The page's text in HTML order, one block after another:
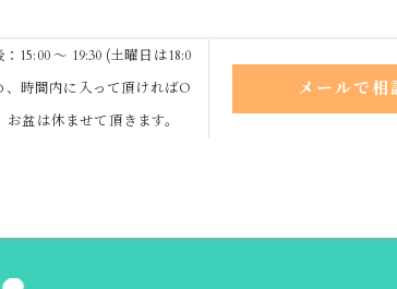
15:00 ～ 19:30 (土曜日は18:0
時間内に入って頂ければO
盆は休ませて頂きます。
メールで相